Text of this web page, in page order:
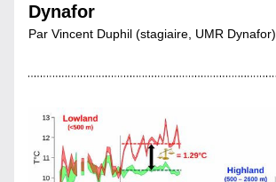
Dynafor
Par Vincent Duphil (stagiaire, UMR Dynafor)